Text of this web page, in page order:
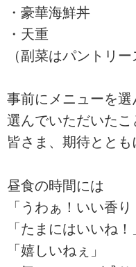
・豪華海鮮丼
・天重
（副菜はパントリ
事前にメニューを選
選んでいただいたこ
皆さま、期待ととも
昼食の時間には
「うわぁ！いい香り
「たまにはいいね！
「嬉しいねぇ」